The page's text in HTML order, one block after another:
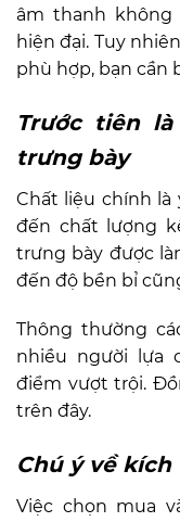
âm thanh không
hiện đại. Tuy
phù hợp, bạn cần
Trước tiên
trưng bày
Chất liệu chính
đến chất lượng
trưng bày được
đến độ bền bỉ
Thông thường
nhiều người lựa
điểm vượt trội.
trên đây.
Chú ý về
Việc chọn mua